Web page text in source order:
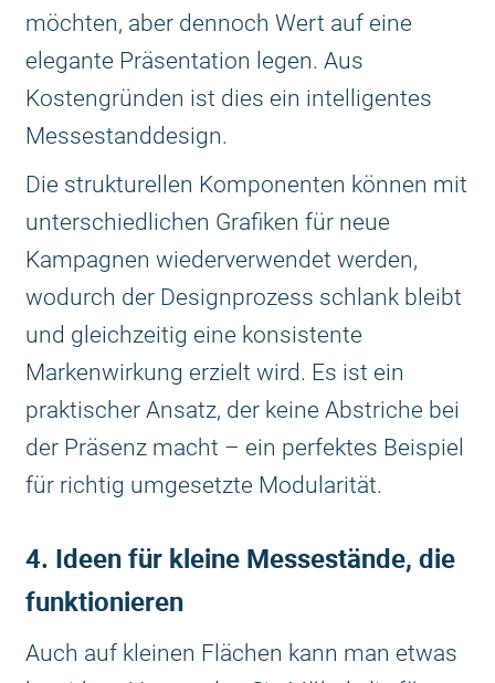
möchten, aber dennoch Wert auf eine
elegante Präsentation legen. Aus
Kostengründen ist dies ein intelligentes
Messestanddesign.
Die strukturellen Komponenten können mit
unterschiedlichen Grafiken für neue
Kampagnen wiederverwendet werden,
wodurch der Designprozess schlank bleibt
und gleichzeitig eine konsistente
Markenwirkung erzielt wird. Es ist ein
praktischer Ansatz, der keine Abstriche bei
der Präsenz macht – ein perfektes Beispiel
für richtig umgesetzte Modularität.
4. Ideen für kleine Messestände, die
funktionieren
Auch auf kleinen Flächen kann man etwas